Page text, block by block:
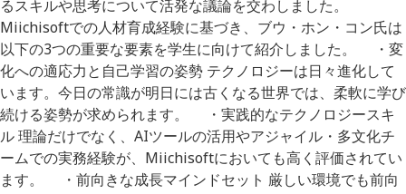
るスキルや思考について活発な議論を交わしました。
Miichisoftでの人材育成経験に基づき、ブウ・ホン・コン氏は
以下の3つの重要な要素を学生に向けて紹介しました。 ・変
化への適応力と自己学習の姿勢 テクノロジーは日々進化して
います。今日の常識が明日には古くなる世界では、柔軟に学び
続ける姿勢が求められます。 ・実践的なテクノロジースキ
ル 理論だけでなく、AIツールの活用やアジャイル・多文化チ
ームでの実務経験が、Miichisoftにおいても高く評価されてい
ます。 ・前向きな成長マインドセット 厳しい環境でも前向